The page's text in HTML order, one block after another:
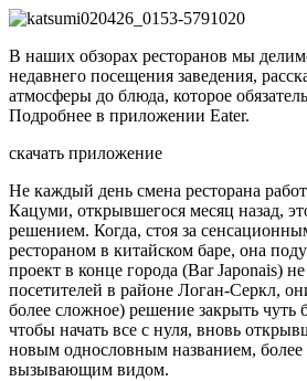
В наших обзорах ресторанов мы
недавнего посещения заведения,
атмосферы до блюда, которое
Подробнее в приложении Eater.
скачать приложение
Не каждый день смена ресторана
Кацуми, открывшегося месяц назад,
решением. Когда, стоя за
рестораном в китайском баре, она
проект в конце города (Bar Japonais)
посетителей в районе Логан-Серкл,
более сложное) решение закрыть чуть
чтобы начать все с нуля, вновь
новым однословным названием,
вызывающим видом.